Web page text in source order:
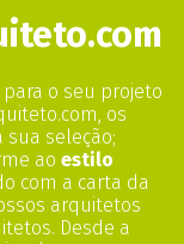
para o seu projeto
os
seleção;
ao estilo
com a carta da
arquitetos
Desde a